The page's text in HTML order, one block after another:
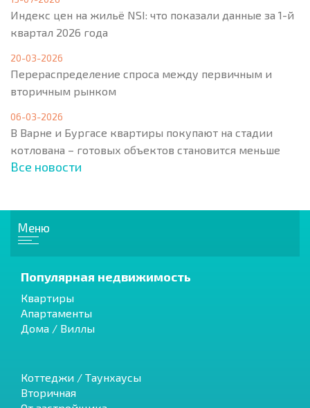
Индекс цен на жильё NSI: что показали данные за 1-й
квартал 2026 года
20-03-2026
Перераспределение спроса между первичным и
вторичным рынком
06-03-2026
В Варне и Бургасе квартиры покупают на стадии
котлована – готовых объектов становится меньше
Все новости
Меню
Популярная недвижимость
Квартиры
Апартаменты
Дома / Виллы
Коттеджи / Таунхаусы
Вторичная